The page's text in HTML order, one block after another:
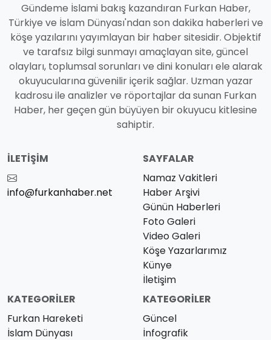
Gündeme İslami bakış kazandıran Furkan Haber,
Türkiye ve İslam Dünyası'ndan son dakika haberleri ve
köşe yazılarını yayımlayan bir haber sitesidir. Objektif
ve tarafsız bilgi sunmayı amaçlayan site, güncel
olayları, toplumsal sorunları ve dini konuları ele alarak
okuyucularına güvenilir içerik sağlar. Uzman yazar
kadrosu ile analizler ve röportajlar da sunan Furkan
Haber, her geçen gün büyüyen bir okuyucu kitlesine
sahiptir.
İLETIŞIM
info@furkanhaber.net
SAYFALAR
Namaz Vakitleri
Haber Arşivi
Günün Haberleri
Foto Galeri
Video Galeri
Köşe Yazarlarımız
Künye
İletişim
KATEGORILER
Furkan Hareketi
İslam Dünyası
KATEGORILER
Güncel
İnfografik